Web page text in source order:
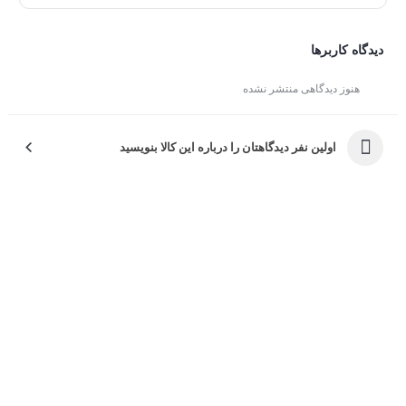
عدم وزش باد سرد در حالت گرمایش
دیدگاه کاربرها
هنوز دیدگاهی منتشر نشده
اولین نفر دیدگاهتان را درباره این کالا بنویسید